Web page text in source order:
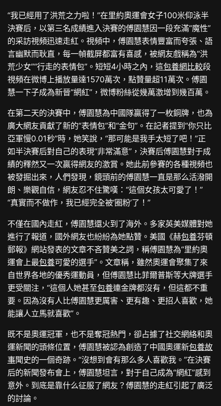
“我已經用了洪荒之力啦！”在里約奧運會女子100米仰泳半
決賽后，以第三名成績進入決賽的傅園慧因一段充滿“魔性”
的采訪視頻迅速走紅。視頻中，傅園慧表情豐富而夸張、語
言幽默而耿直，每一幀截屏都富有喜感，被網友戲稱為“洪
荒少女”“行走的表情包”。短短4小時之內，這包養網比較段
視頻在微博上播放量達1570萬次，點贊量超11萬次。傅園
慧一下子成為新晉“網紅”，微博粉絲從幾萬激增到幾百萬。
在第二天的決賽中，傅園慧為中國隊贏得了一枚銅牌，也為
廣大網友貢獻了新的“表情包”和“金句”。在記者提到“你只比
亞軍慢0.01秒”時，她笑說，“那可能是我手太短了吧！”正
如半決賽后對自己的表現“非常滿意”，決賽后傅園慧對于成
績的釋然又一次贏得網友的激賞。她此前參賽的各種視頻也
被發掘出來，人們發現，鏡頭前的傅園慧一直是那么活潑開
朗、樂觀自信，網友忍不住驚嘆：“這個女孩太可愛了！”
“真實而不做作，我已經完全被‘圈粉’了！”
不僅在國內走紅，傅園慧還火到了海外。多家英美媒體對她
進行了報道，國外網友也紛紛為她點贊。美國《赫包養芬頓
郵報》網站發表的文章不吝贊美之詞，稱傅園慧為“里約奧
運會上最包養可愛的選手”。文章稱，雖然奧運會聚集了來
自世界各地的優秀運動員，但傅園慧比菲爾普斯等大牌選手
更受關注，“這個人她甚至包養連金牌都沒有，但這都不重
要。因為沒有人比傅園慧更厲害、更有趣、更招人喜歡，她
能讓人立馬就喜歡”。
既不是奧運冠軍，也不是奪冠熱門，卻占據了社交網絡和奧
運新聞的頭條位置，傅園慧被認為創造了中國奧運新包養故
事聞史的一個奇跡。“沒想到會有那么多人喜歡我。”在決賽
后的新聞發布會上，傅園慧坦言，對于自己成為“網紅”感到
意外。到底是靠什么征服了網友？傅園慧的走紅引起了廣泛
的討論。